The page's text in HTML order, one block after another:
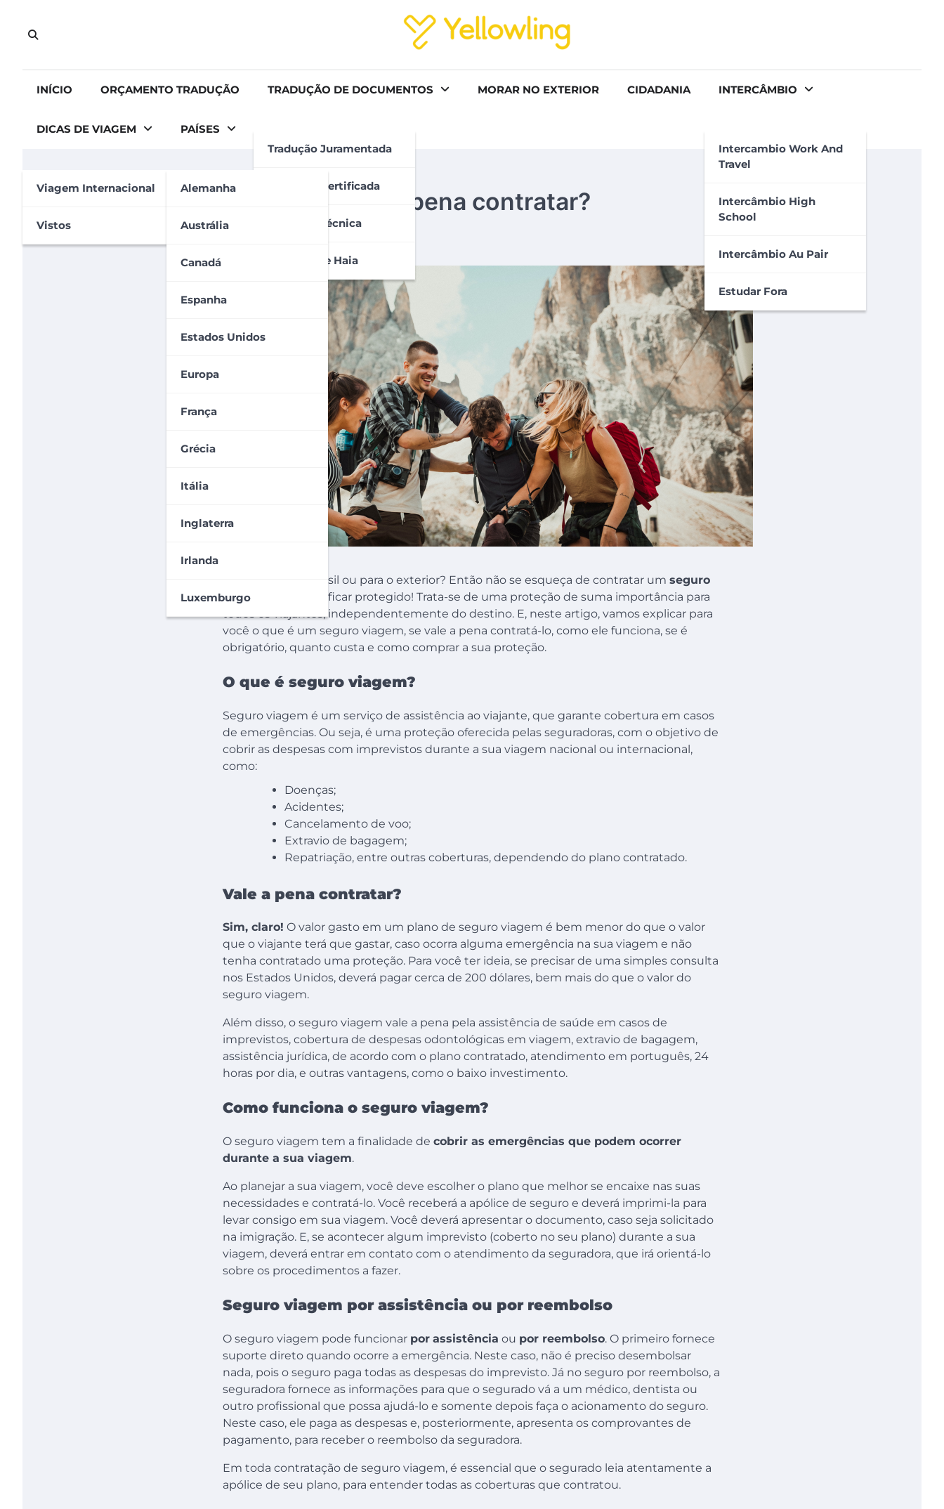
content
INÍCIO ORÇAMENTO TRADUÇÃO TRADUÇÃO DE DOCUMENTOS
Tradução Juramentada
Tradução Certificada
Tradução Técnica
Apostila De Haia
MORAR NO EXTERIOR CIDADANIA INTERCÂMBIO
Intercambio Work And
Travel
Intercâmbio High
School
Intercâmbio Au Pair
Estudar Fora
DICAS DE VIAGEM
Viagem Internacional
Vistos
PAÍSES
Alemanha
Austrália
Canadá
Espanha
Estados Unidos
Europa
França
Grécia
Itália
Inglaterra
Irlanda
Luxemburgo
Seguro Viagem: O que é? Vale a pena contratar?
Carolina Carvalho 13 de julho de 2022
Vai viajar para o Brasil ou para o exterior? Então não se esqueça de contratar um seguro
viagem
, para você ficar protegido! Trata-se de uma proteção de suma importância para
todos os viajantes, independentemente do destino. E, neste artigo, vamos explicar para
você o que é um seguro viagem, se vale a pena contratá-lo, como ele funciona, se é
obrigatório, quanto custa e como comprar a sua proteção.
O que é seguro viagem?
Seguro viagem é um serviço de assistência ao viajante, que garante cobertura em casos
de emergências. Ou seja, é uma proteção oferecida pelas seguradoras, com o objetivo de
cobrir as despesas com imprevistos durante a sua viagem nacional ou internacional,
como:
Doenças;
Acidentes;
Cancelamento de voo;
Extravio de bagagem;
Repatriação, entre outras coberturas, dependendo do plano contratado.
Vale a pena contratar?
Sim, claro! O valor gasto em um plano de seguro viagem é bem menor do que o valor
que o viajante terá que gastar, caso ocorra alguma emergência na sua viagem e não
tenha contratado uma proteção. Para você ter ideia, se precisar de uma simples consulta
nos Estados Unidos, deverá pagar cerca de 200 dólares, bem mais do que o valor do
seguro viagem.
Além disso, o seguro viagem vale a pena pela assistência de saúde em casos de
imprevistos, cobertura de despesas odontológicas em viagem, extravio de bagagem,
assistência jurídica, de acordo com o plano contratado, atendimento em português, 24
horas por dia, e outras vantagens, como o baixo investimento.
Como funciona o seguro viagem?
O seguro viagem tem a finalidade de cobrir as emergências que podem ocorrer
durante a sua viagem.
Ao planejar a sua viagem, você deve escolher o plano que melhor se encaixe nas suas
necessidades e contratá-lo. Você receberá a apólice de seguro e deverá imprimi-la para
levar consigo em sua viagem. Você deverá apresentar o documento, caso seja solicitado
na imigração. E, se acontecer algum imprevisto (coberto no seu plano) durante a sua
viagem, deverá entrar em contato com o atendimento da seguradora, que irá orientá-lo
sobre os procedimentos a fazer.
Seguro viagem por assistência ou por reembolso
O seguro viagem pode funcionar por assistência ou por reembolso. O primeiro fornece
suporte direto quando ocorre a emergência. Neste caso, não é preciso desembolsar
nada, pois o seguro paga todas as despesas do imprevisto. Já no seguro por reembolso, a
seguradora fornece as informações para que o segurado vá a um médico, dentista ou
outro profissional que possa ajudá-lo e somente depois faça o acionamento do seguro.
Neste caso, ele paga as despesas e, posteriormente, apresenta os comprovantes de
pagamento, para receber o reembolso da seguradora.
Em toda contratação de seguro viagem, é essencial que o segurado leia atentamente a
apólice de seu plano, para entender todas as coberturas que contratou.